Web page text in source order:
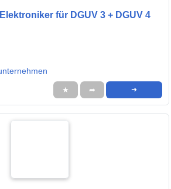
für DGUV 3 + DGUV 4
★ ➦ ➜